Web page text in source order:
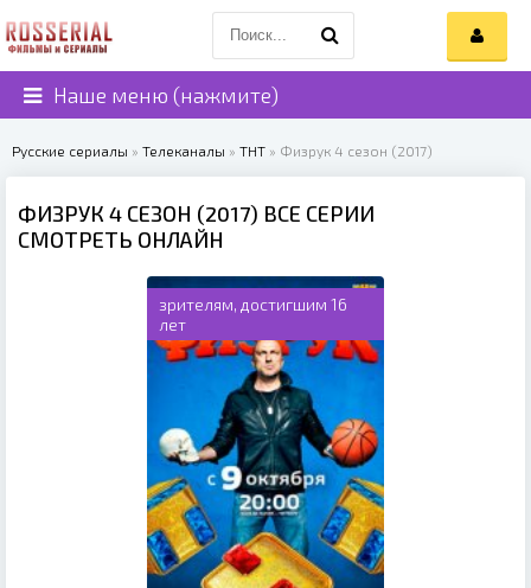
Наше меню (нажмите)
Русские сериалы » Телеканалы » ТНТ » Физрук 4 сезон (2017)
ФИЗРУК 4 СЕЗОН (2017) ВСЕ СЕРИИ
СМОТРЕТЬ ОНЛАЙН
зрителям, достигшим 16
лет